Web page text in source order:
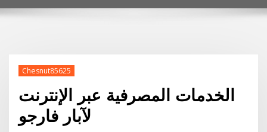
Chesnut85625
الخدمات المصرفية عبر الإنترنت
لآبار فارجو